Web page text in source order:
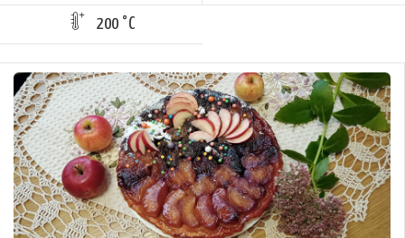
200 °C